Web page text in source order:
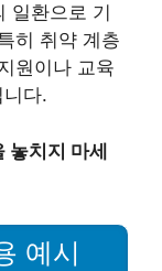
일환으로 기
히 취약 계층
원이나 교육
다.
놓치지 마세
예시